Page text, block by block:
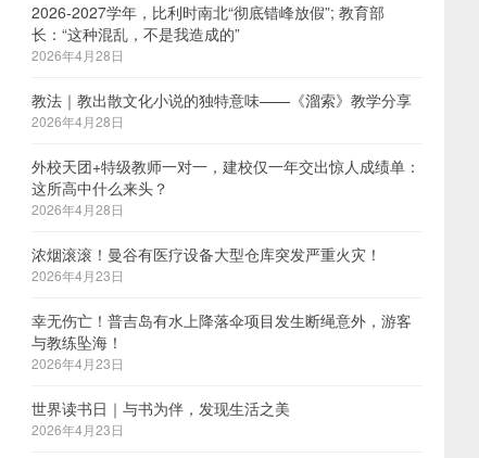
2026-2027学年，比利时南北“彻底错峰放假”; 教育部
长：“这种混乱，不是我造成的”
2026年4月28日
教法｜教出散文化小说的独特意味——《溜索》教学分享
2026年4月28日
外校天团+特级教师一对一，建校仅一年交出惊人成绩单：
这所高中什么来头？
2026年4月28日
浓烟滚滚！曼谷有医疗设备大型仓库突发严重火灾！
2026年4月23日
幸无伤亡！普吉岛有水上降落伞项目发生断绳意外，游客
与教练坠海！
2026年4月23日
世界读书日｜与书为伴，发现生活之美
2026年4月23日